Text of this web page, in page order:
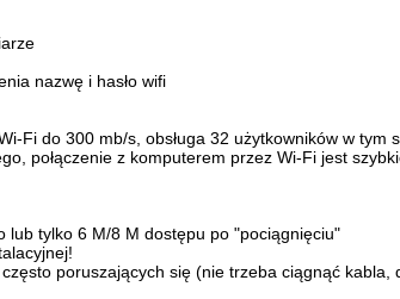
nazwę i hasło wifi
Fi do 300 mb/s, obsługa 32 użytkowników w tym
połączenie z komputerem przez Wi-Fi jest
lub tylko 6 M/8 M dostępu po "pociągnięciu"
poruszających się (nie trzeba ciągnąć kabla,